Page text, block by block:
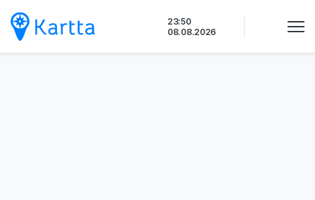
sisältöön
23:50
08.08.2026